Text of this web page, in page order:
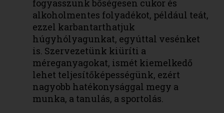
fogyasszunk bőségesen cukor és
alkoholmentes folyadékot, például teát,
ezzel karbantarthatjuk
húgyhólyagunkat, egyúttal vesénket
is. Szervezetünk kiüríti a
méreganyagokat, ismét kiemelkedő
lehet teljesítőképességünk, ezért
nagyobb hatékonysággal megy a
munka, a tanulás, a sportolás.